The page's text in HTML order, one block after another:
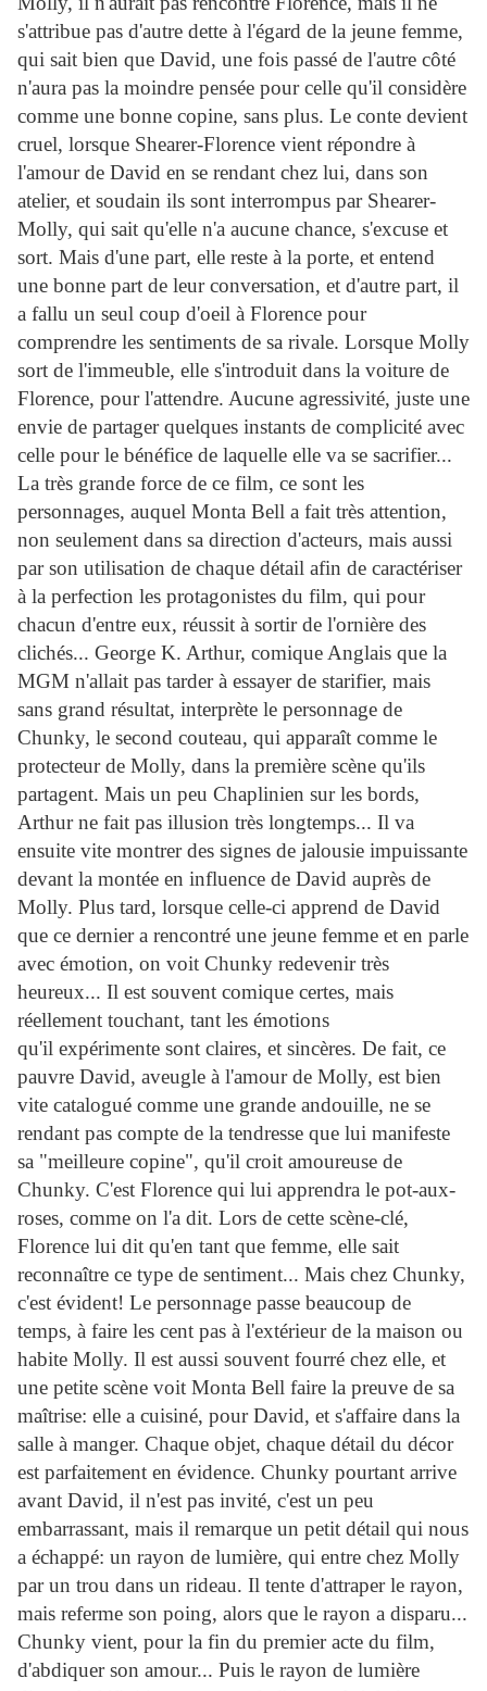
s'attribue pas d'autre dette à l'égard de la jeune femme,
qui sait bien que David, une fois passé de l'autre côté
n'aura pas la moindre pensée pour celle qu'il considère
comme une bonne copine, sans plus. Le conte devient
cruel, lorsque Shearer-Florence vient répondre à
l'amour de David en se rendant chez lui, dans son
atelier, et soudain ils sont interrompus par Shearer-
Molly, qui sait qu'elle n'a aucune chance, s'excuse et
sort. Mais d'une part, elle reste à la porte, et entend
une bonne part de leur conversation, et d'autre part, il
a fallu un seul coup d'oeil à Florence pour
comprendre les sentiments de sa rivale. Lorsque Molly
sort de l'immeuble, elle s'introduit dans la voiture de
Florence, pour l'attendre. Aucune agressivité, juste une
envie de partager quelques instants de complicité avec
celle pour le bénéfice de laquelle elle va se sacrifier...
La très grande force de ce film, ce sont les
personnages, auquel Monta Bell a fait très attention,
non seulement dans sa direction d'acteurs, mais aussi
par son utilisation de chaque détail afin de caractériser
à la perfection les protagonistes du film, qui pour
chacun d'entre eux, réussit à sortir de l'ornière des
clichés... George K. Arthur, comique Anglais que la
MGM n'allait pas tarder à essayer de starifier, mais
sans grand résultat, interprète le personnage de
Chunky, le second couteau, qui apparaît comme le
protecteur de Molly, dans la première scène qu'ils
partagent. Mais un peu Chaplinien sur les bords,
Arthur ne fait pas illusion très longtemps... Il va
ensuite vite montrer des signes de jalousie impuissante
devant la montée en influence de David auprès de
Molly. Plus tard, lorsque celle-ci apprend de David
que ce dernier a rencontré une jeune femme et en parle
avec émotion, on voit Chunky redevenir très
heureux... Il est souvent comique certes, mais
réellement touchant, tant les émotions
qu'il expérimente sont claires, et sincères. De fait, ce
pauvre David, aveugle à l'amour de Molly, est bien
vite catalogué comme une grande andouille, ne se
rendant pas compte de la tendresse que lui manifeste
sa "meilleure copine", qu'il croit amoureuse de
Chunky. C'est Florence qui lui apprendra le pot-aux-
roses, comme on l'a dit. Lors de cette scène-clé,
Florence lui dit qu'en tant que femme, elle sait
reconnaître ce type de sentiment... Mais chez Chunky,
c'est évident! Le personnage passe beaucoup de
temps, à faire les cent pas à l'extérieur de la maison ou
habite Molly. Il est aussi souvent fourré chez elle, et
une petite scène voit Monta Bell faire la preuve de sa
maîtrise: elle a cuisiné, pour David, et s'affaire dans la
salle à manger. Chaque objet, chaque détail du décor
est parfaitement en évidence. Chunky pourtant arrive
avant David, il n'est pas invité, c'est un peu
embarrassant, mais il remarque un petit détail qui nous
a échappé: un rayon de lumière, qui entre chez Molly
par un trou dans un rideau. Il tente d'attraper le rayon,
mais referme son poing, alors que le rayon a disparu...
Chunky vient, pour la fin du premier acte du film,
d'abdiquer son amour... Puis le rayon de lumière